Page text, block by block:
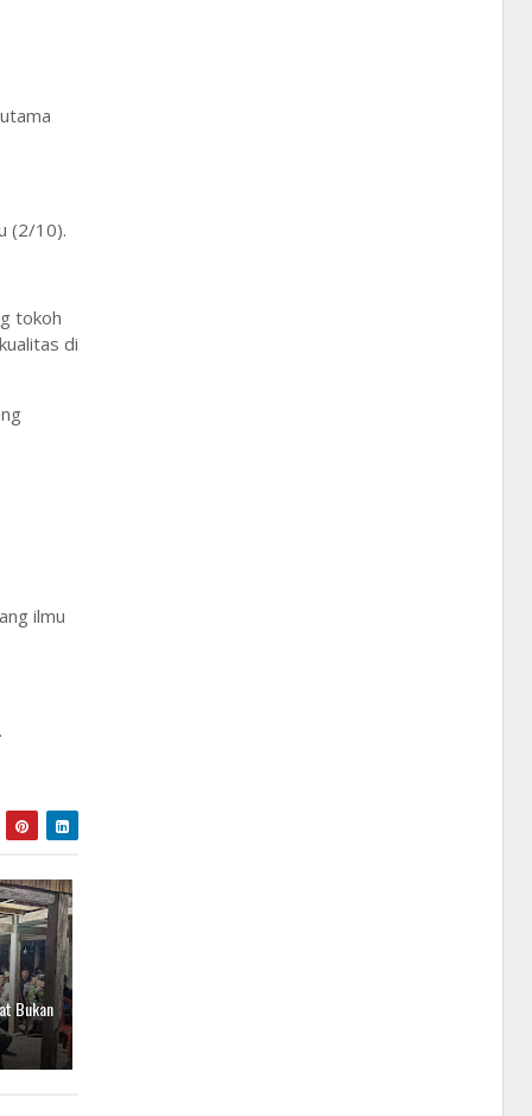
(2/10).
tokoh
di
ilmu
Bukan